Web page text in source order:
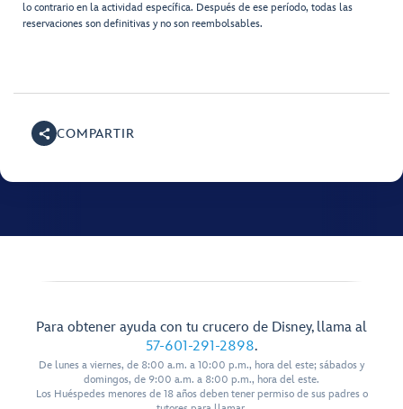
lo contrario en la actividad específica. Después de ese período, todas las
reservaciones son definitivas y no son reembolsables.
COMPARTIR
Para obtener ayuda con tu crucero de Disney, llama al
57-601-291-2898.
De lunes a viernes, de 8:00 a.m. a 10:00 p.m., hora del este; sábados y
domingos, de 9:00 a.m. a 8:00 p.m., hora del este.
Los Huéspedes menores de 18 años deben tener permiso de sus padres o